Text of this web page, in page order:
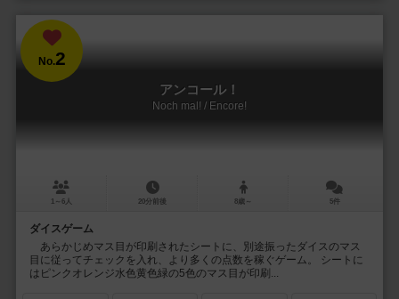
No.2
アンコール！
Noch mal! / Encore!
1～6人 20分前後 8歳～ 5件
ダイスゲーム
あらかじめマス目が印刷されたシートに、別途振ったダイスのマス
目に従ってチェックを入れ、より多くの点数を稼ぐゲーム。 シートに
はピンクオレンジ水色黄色緑の5色のマス目が印刷...